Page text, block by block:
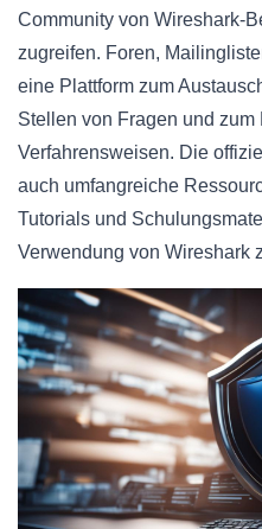
Community von Wireshark-
zugreifen. Foren,
eine Plattform zum
Stellen von Fragen und
Verfahrensweisen. Die
auch umfangreiche
Tutorials und
Verwendung von Wireshark